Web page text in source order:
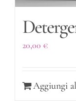
20,00 €
Aggiungi